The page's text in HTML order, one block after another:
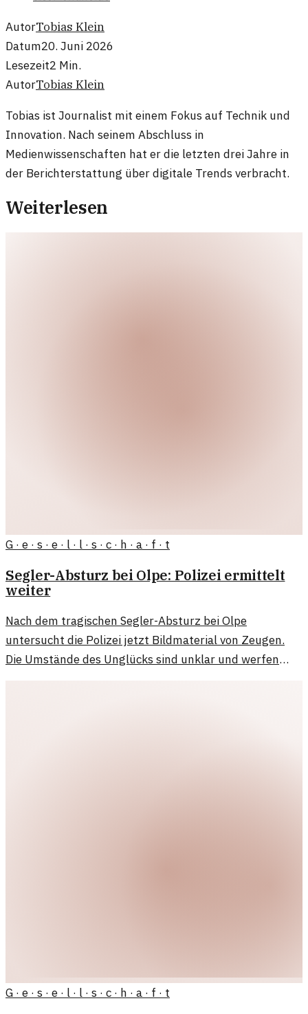
AutorTobias Klein
Datum20. Juni 2026
Lesezeit2 Min.
AutorTobias Klein
Tobias ist Journalist mit einem Fokus auf Technik und
Innovation. Nach seinem Abschluss in
Medienwissenschaften hat er die letzten drei Jahre in
der Berichterstattung über digitale Trends verbracht.
Weiterlesen
G · e · s · e · l · l · s · c · h · a · f · t
Segler-Absturz bei Olpe: Polizei ermittelt
weiter
Nach dem tragischen Segler-Absturz bei Olpe
untersucht die Polizei jetzt Bildmaterial von Zeugen.
Die Umstände des Unglücks sind unklar und werfen
G · e · s · e · l · l · s · c · h · a · f · t